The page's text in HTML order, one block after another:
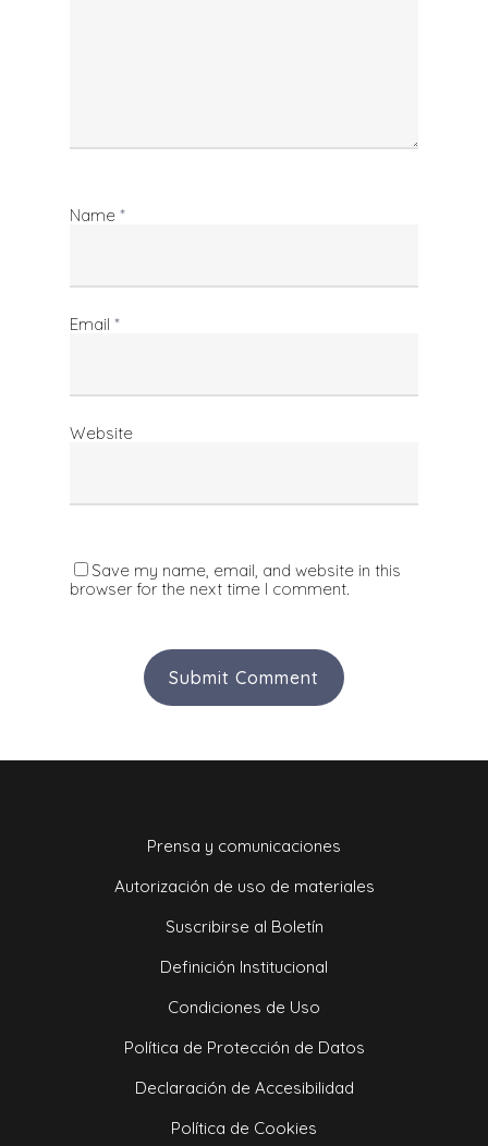
Name *
Email *
Website
Save my name, email, and website in this
browser for the next time I comment.
Prensa y comunicaciones
Autorización de uso de materiales
Suscribirse al Boletín
Definición Institucional
Condiciones de Uso
Política de Protección de Datos
Declaración de Accesibilidad
Política de Cookies